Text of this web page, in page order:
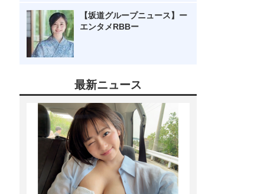
【坂道グループニュース】ー
エンタメRBBー
最新ニュース